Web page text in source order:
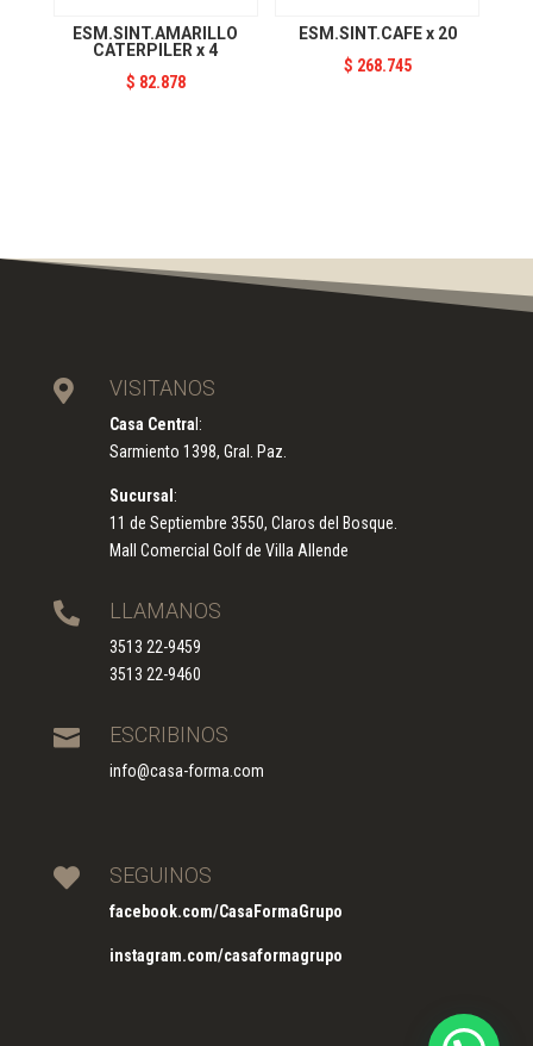
ESM.SINT.AMARILLO
CATERPILER x 4
$ 82.878
ESM.SINT.CAFE x 20
$ 268.745
 VISITANOS
Casa Centra l:
Sarmiento 1398, Gral. Paz.
Sucursal :
11 de Septiembre 3550, Claros del Bosque.
Mall Comercial Golf de Villa Allende
 LLAMANOS
3513 22-9459
3513 22-9460
 ESCRIBINOS
info@casa-forma.com
 SEGUINOS
facebook.com/CasaFormaGrupo
instagram.com/casaformagrupo